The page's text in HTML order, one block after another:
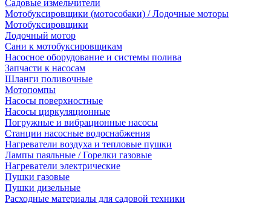
Садовые измельчители
Мотобуксировщики (мотособаки) / Лодочные моторы
Мотобуксировщики
Лодочный мотор
Сани к мотобуксировщикам
Насосное оборудование и системы полива
Запчасти к насосам
Шланги поливочные
Мотопомпы
Насосы поверхностные
Насосы циркуляционные
Погружные и вибрационные насосы
Станции насосные водоснабжения
Нагреватели воздуха и тепловые пушки
Лампы паяльные / Горелки газовые
Нагреватели электрические
Пушки газовые
Пушки дизельные
Расходные материалы для садовой техники